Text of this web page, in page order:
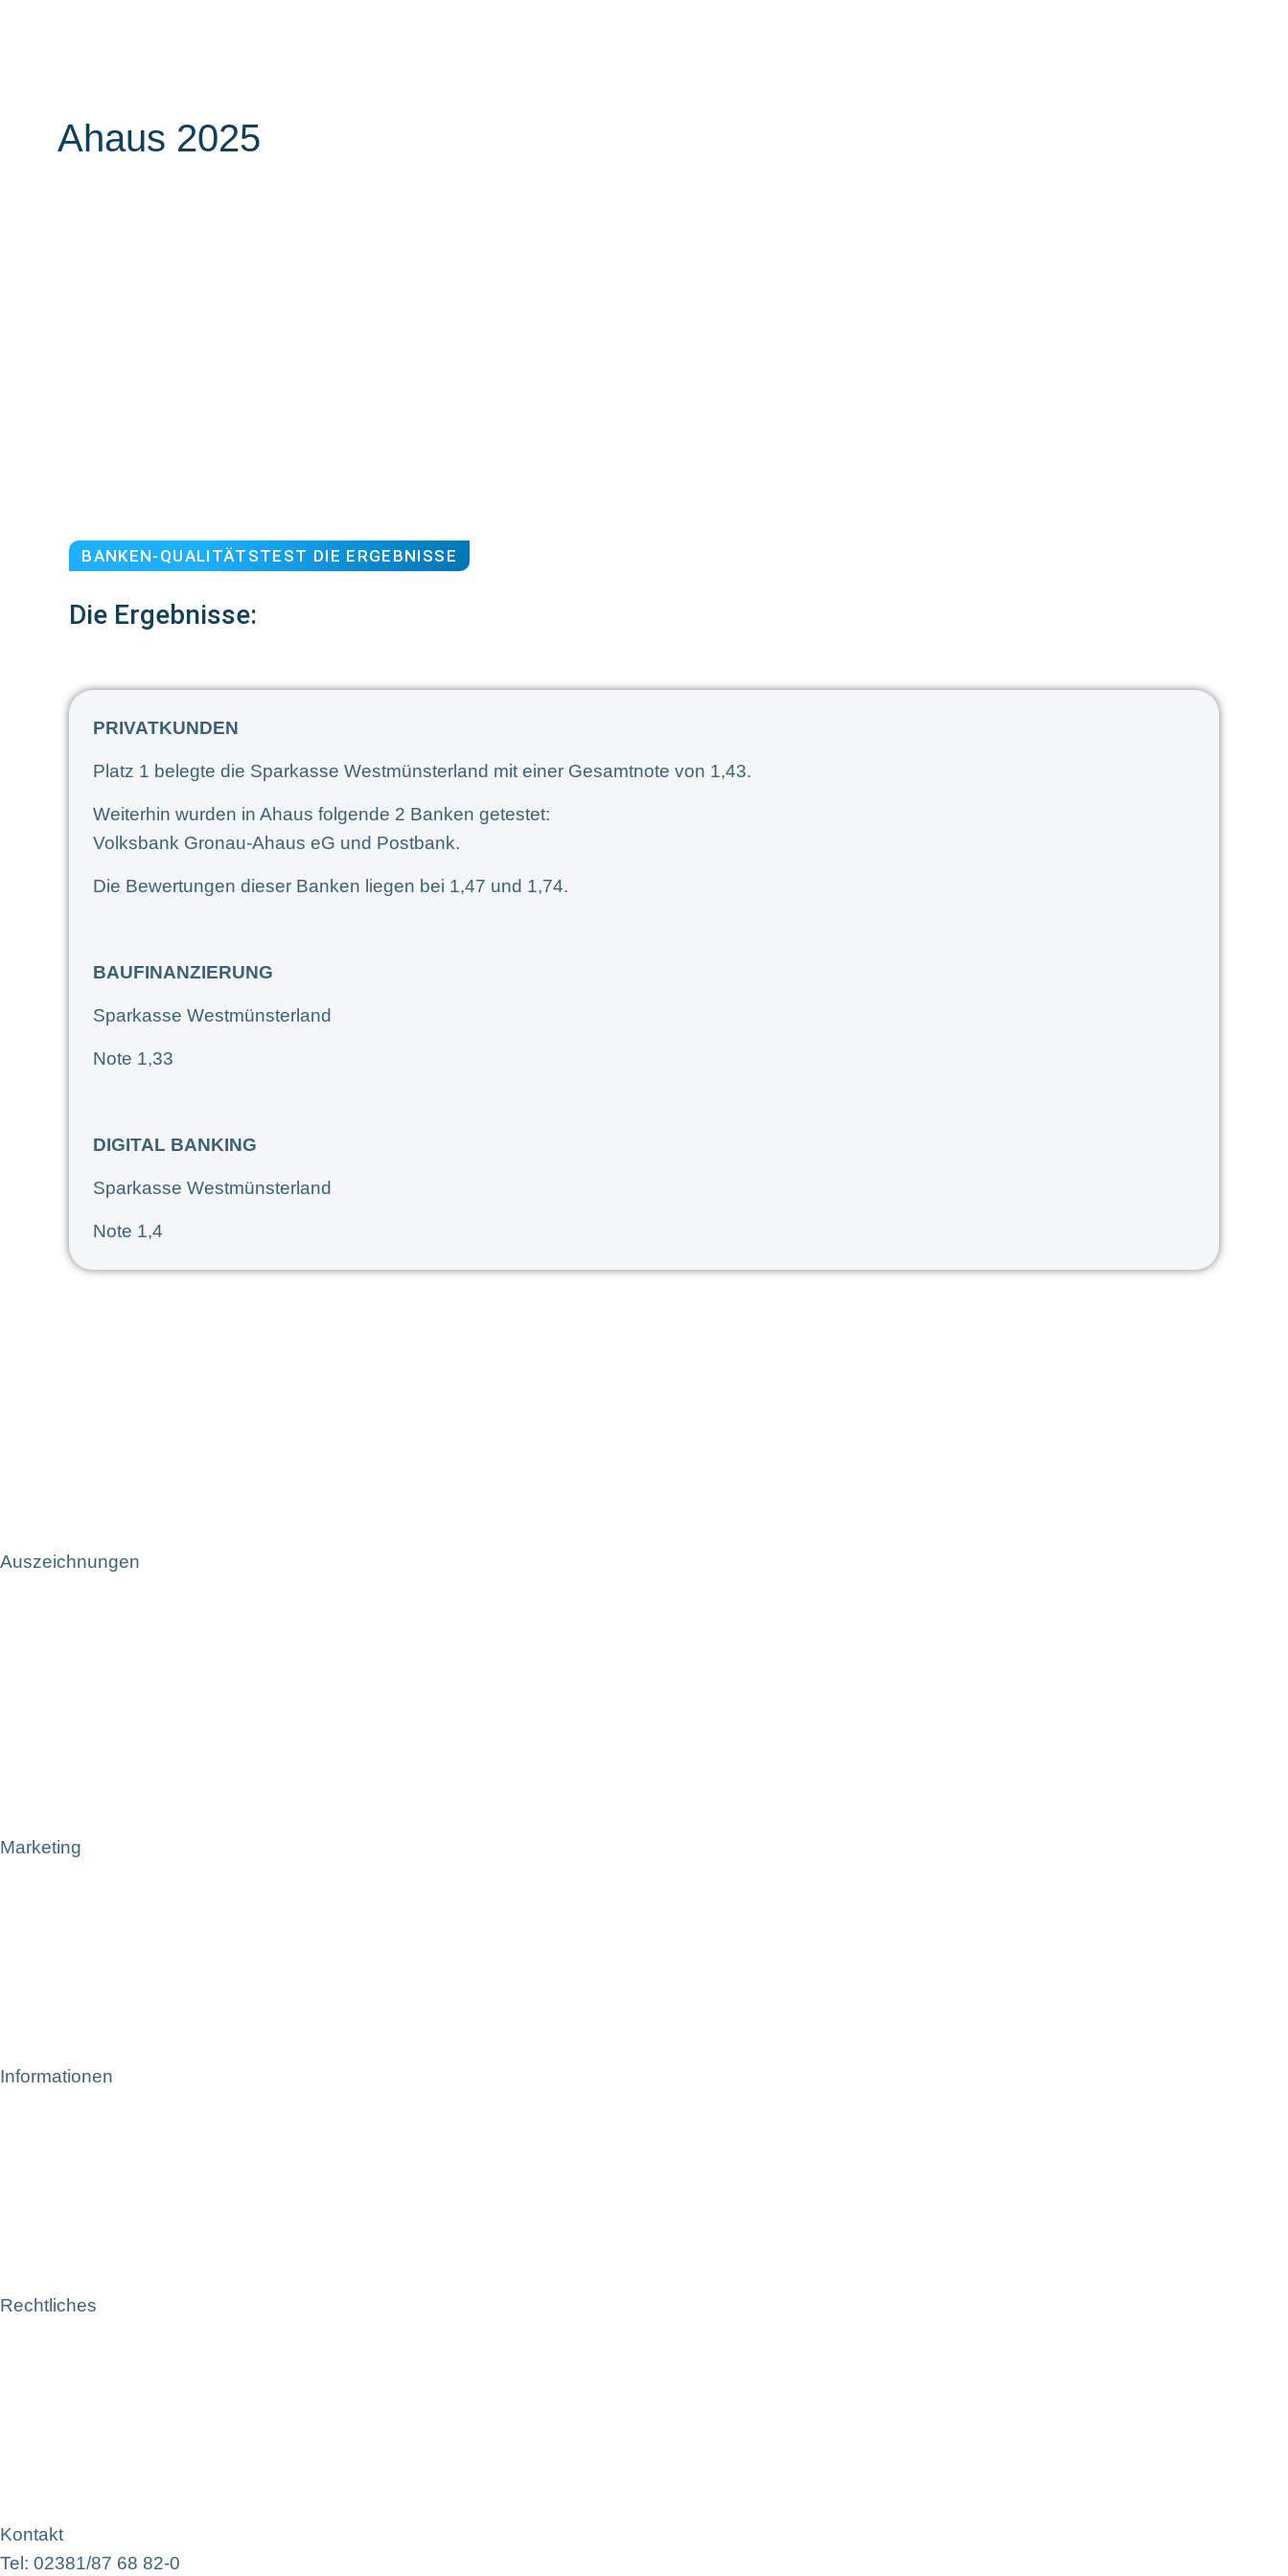
Ahaus 2025
BANKEN-QUALITÄTSTEST DIE ERGEBNISSE
Die Ergebnisse:
PRIVATKUNDEN
Platz 1 belegte die Sparkasse Westmünsterland mit einer Gesamtnote von 1,43.
Weiterhin wurden in Ahaus folgende 2 Banken getestet:
Volksbank Gronau-Ahaus eG und Postbank.
Die Bewertungen dieser Banken liegen bei 1,47 und 1,74.
BAUFINANZIERUNG
Sparkasse Westmünsterland
Note 1,33
DIGITAL BANKING
Sparkasse Westmünsterland
Note 1,4
Auszeichnungen
Marketing
Informationen
Rechtliches
Kontakt
Tel: 02381/87 68 82-0